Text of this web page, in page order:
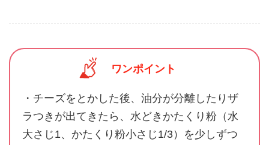
ワンポイント
・チーズをとかした後、油分が分離したりザ
ラつきが出てきたら、水どきかたくり粉（水
大さじ1、かたくり粉小さじ1/3）を少しずつ